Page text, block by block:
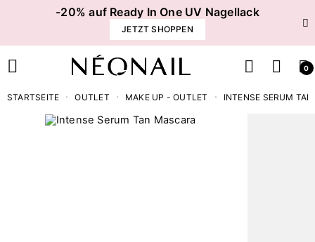
-20% auf Ready In One UV Nagellack
JETZT SHOPPEN
0
STARTSEITE OUTLET MAKE UP - OUTLET INTENSE SERUM